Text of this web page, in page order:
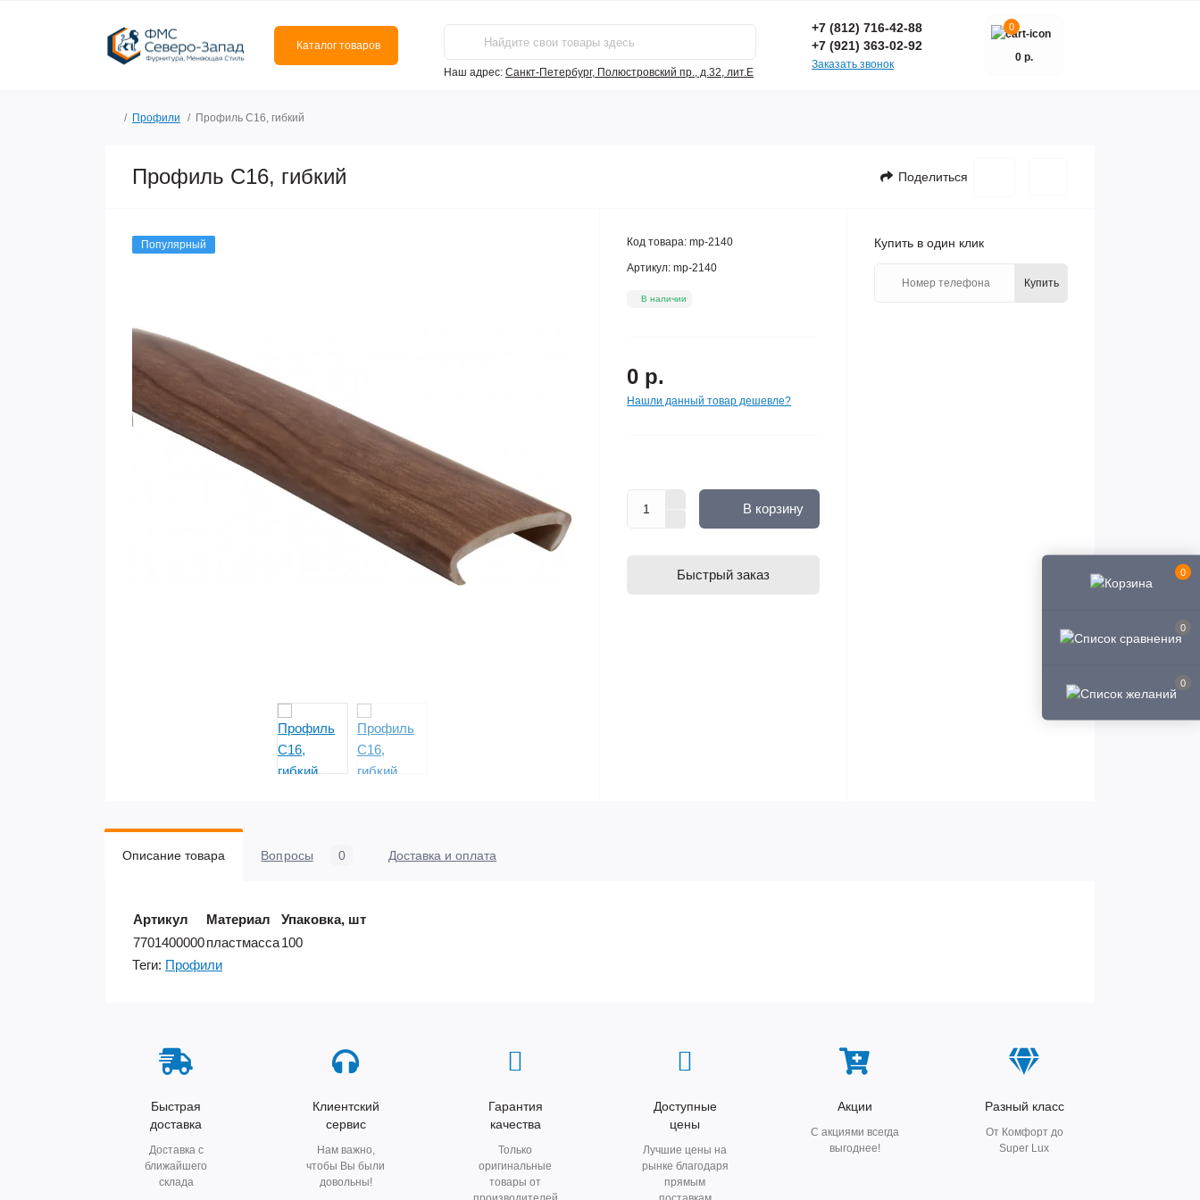
0
0
0
Каталог товаров
Наш адрес: Санкт-Петербург, Полюстровский пр., д.32, лит.Е
+7 (812) 716-42-88
+7 (921) 363-02-92
Заказать звонок
0
0 р.
Профили Профиль C16, гибкий
Профиль C16, гибкий Поделиться
Популярный Код товара: mp-2140
Артикул: mp-2140
В наличии
0 р.
Нашли данный товар дешевле?
В корзину
Быстрый заказ
Купить в один клик
Купить
Описание товара Вопросы 0 Доставка и оплата
Артикул Материал
Упаковка, шт
7701400000пластмасса100
Теги: Профили
Быстрая
доставка
Доставка с
ближайшего
склада
Клиентский
сервис
Нам важно,
чтобы Вы были
довольны!
Гарантия
качества
Только
оригинальные
товары от
Доступные
цены
Лучшие цены на
рынке благодаря
прямым
Акции
С акциями всегда
выгоднее!
Разный класс
От Комфорт до
Super Lux